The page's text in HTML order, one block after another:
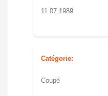
11 07 1989
Catégorie:
Coupé